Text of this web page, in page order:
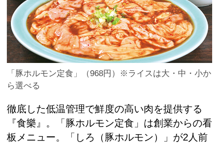
「豚ホルモン定食」（968円）※ライスは大・中・小か
ら選べる
徹底した低温管理で鮮度の高い肉を提供する
『食樂』。「豚ホルモン定食」は創業からの看
板メニュー。「しろ（豚ホルモン）」が2人前